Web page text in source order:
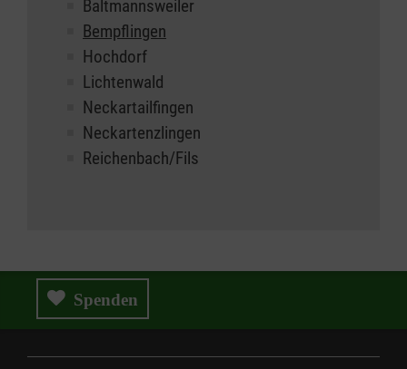
Baltmannsweiler
Bempflingen
Hochdorf
Lichtenwald
Neckartailfingen
Neckartenzlingen
Reichenbach/Fils
Spenden